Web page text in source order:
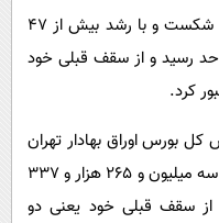
بازار سرمایه امروز رکورد تاریخی خود را شکست و با رشد بیش از ۴۷
سه میلیون و ۲۶۵ هزار واحد رسید و از سقف قبلی خود
کرد.
بورس اوراق بهادار تهران
۴۷ هزار و ۷۲۴ واحد رشد کرد و به رقم سه میلیون و ۲۶۵ هزار و ۳۳۷
از سقف قبلی خود یعنی دو